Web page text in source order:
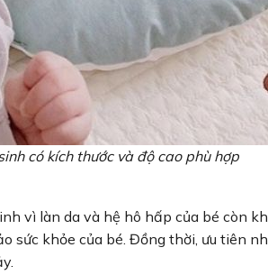
có kích thước và độ cao phù hợp
vì làn da và hệ hô hấp của bé còn
sức khỏe của bé. Đồng thời, ưu tiên